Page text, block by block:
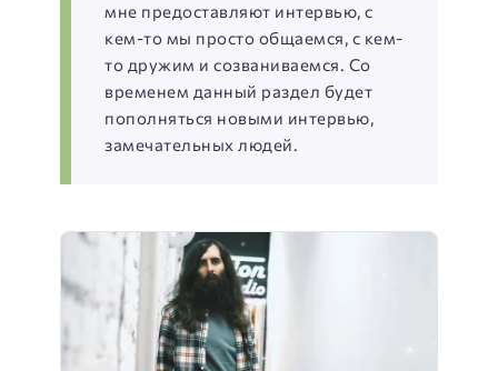
мне предоставляют интервью, с
кем-то мы просто общаемся, с кем-
то дружим и созваниваемся. Со
временем данный раздел будет
пополняться новыми интервью,
замечательных людей.